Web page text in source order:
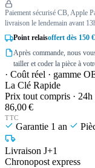
Paiement sécurisé CB, Apple
livraison le lendemain avant
Point relaisoffert dès 150 €
Après commande, nous
tailler et coder la pièce à
· Coût réel · gamme
La Clé Rapide
Prix tout compris ·
86,00 €
TTC
Garantie 1 an
Livraison J+1
Chronopost express